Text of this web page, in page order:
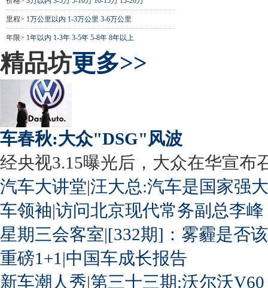
里程> 1万公里以内 1-3万公里 3-6万公里
年限> 1年以内 1-3年 3-5年 5-8年 8年以上
精品坊更多>>
车春秋:大众"DSG"风波
经央视3.15曝光后，大众在华宣布
汽车大讲堂|汪大总:汽车是国家强
车领袖|访问北京现代常务副总李峰
星期三会客室|[332期]：雾霾是否
重磅1+1 |中国车成长报告
新车潮人秀|第三十三期:沃尔沃